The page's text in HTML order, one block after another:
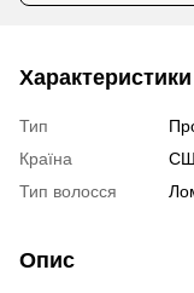
Характеристики
Тип
Країна
Тип волосся
Опис